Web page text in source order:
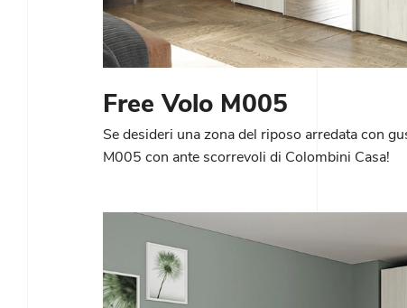
Free Volo M005
Se desideri una zona del riposo arredata con
M005 con ante scorrevoli di Colombini Casa!